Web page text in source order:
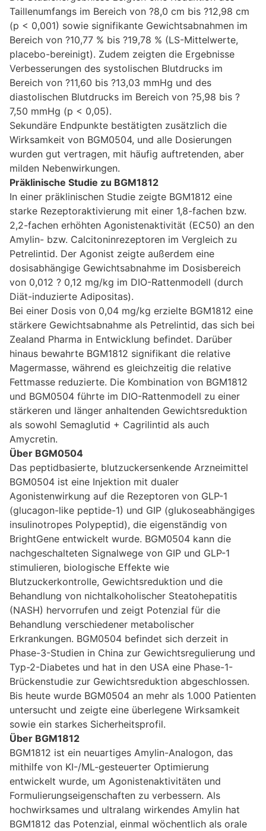
Taillenumfangs im Bereich von ?8,0 cm bis ?12,98 cm
(p < 0,001) sowie signifikante Gewichtsabnahmen im
Bereich von ?10,77 % bis ?19,78 % (LS-Mittelwerte,
placebo-bereinigt). Zudem zeigten die Ergebnisse
Verbesserungen des systolischen Blutdrucks im
Bereich von ?11,60 bis ?13,03 mmHg und des
diastolischen Blutdrucks im Bereich von ?5,98 bis ?
7,50 mmHg (p < 0,05).
Sekundäre Endpunkte bestätigten zusätzlich die
Wirksamkeit von BGM0504, und alle Dosierungen
wurden gut vertragen, mit häufig auftretenden, aber
milden Nebenwirkungen.
Präklinische Studie zu BGM1812
In einer präklinischen Studie zeigte BGM1812 eine
starke Rezeptoraktivierung mit einer 1,8-fachen bzw.
2,2-fachen erhöhten Agonistenaktivität (EC50) an den
Amylin- bzw. Calcitoninrezeptoren im Vergleich zu
Petrelintid. Der Agonist zeigte außerdem eine
dosisabhängige Gewichtsabnahme im Dosisbereich
von 0,012 ? 0,12 mg/kg im DIO-Rattenmodell (durch
Diät-induzierte Adipositas).
Bei einer Dosis von 0,04 mg/kg erzielte BGM1812 eine
stärkere Gewichtsabnahme als Petrelintid, das sich bei
Zealand Pharma in Entwicklung befindet. Darüber
hinaus bewahrte BGM1812 signifikant die relative
Magermasse, während es gleichzeitig die relative
Fettmasse reduzierte. Die Kombination von BGM1812
und BGM0504 führte im DIO-Rattenmodell zu einer
stärkeren und länger anhaltenden Gewichtsreduktion
als sowohl Semaglutid + Cagrilintid als auch
Amycretin.
Über BGM0504
Das peptidbasierte, blutzuckersenkende Arzneimittel
BGM0504 ist eine Injektion mit dualer
Agonistenwirkung auf die Rezeptoren von GLP-1
(glucagon-like peptide-1) und GIP (glukoseabhängiges
insulinotropes Polypeptid), die eigenständig von
BrightGene entwickelt wurde. BGM0504 kann die
nachgeschalteten Signalwege von GIP und GLP-1
stimulieren, biologische Effekte wie
Blutzuckerkontrolle, Gewichtsreduktion und die
Behandlung von nichtalkoholischer Steatohepatitis
(NASH) hervorrufen und zeigt Potenzial für die
Behandlung verschiedener metabolischer
Erkrankungen. BGM0504 befindet sich derzeit in
Phase-3-Studien in China zur Gewichtsregulierung und
Typ-2-Diabetes und hat in den USA eine Phase-1-
Brückenstudie zur Gewichtsreduktion abgeschlossen.
Bis heute wurde BGM0504 an mehr als 1.000 Patienten
untersucht und zeigte eine überlegene Wirksamkeit
sowie ein starkes Sicherheitsprofil.
Über BGM1812
BGM1812 ist ein neuartiges Amylin-Analogon, das
mithilfe von KI-/ML-gesteuerter Optimierung
entwickelt wurde, um Agonistenaktivitäten und
Formulierungseigenschaften zu verbessern. Als
hochwirksames und ultralang wirkendes Amylin hat
BGM1812 das Potenzial, einmal wöchentlich als orale